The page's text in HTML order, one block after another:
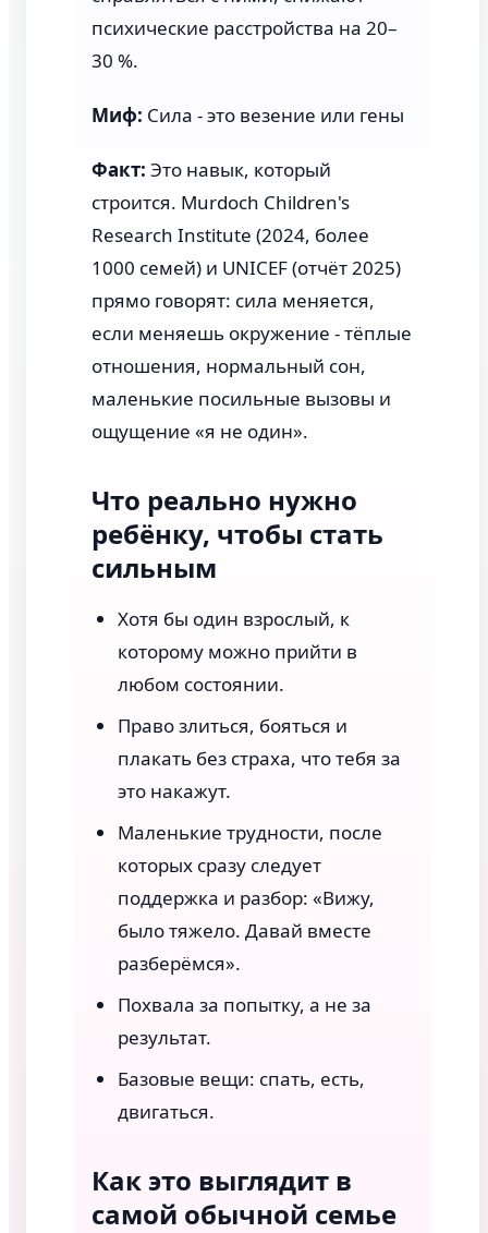
психические расстройства на 20–
30 %.
Миф: Сила - это везение или гены
Факт: Это навык, который
строится. Murdoch Children's
Research Institute (2024, более
1000 семей) и UNICEF (отчёт 2025)
прямо говорят: сила меняется,
если меняешь окружение - тёплые
отношения, нормальный сон,
маленькие посильные вызовы и
ощущение «я не один».
Что реально нужно
ребёнку, чтобы стать
сильным
Хотя бы один взрослый, к
которому можно прийти в
любом состоянии.
Право злиться, бояться и
плакать без страха, что тебя за
это накажут.
Маленькие трудности, после
которых сразу следует
поддержка и разбор: «Вижу,
было тяжело. Давай вместе
разберёмся».
Похвала за попытку, а не за
результат.
Базовые вещи: спать, есть,
двигаться.
Как это выглядит в
самой обычной семье